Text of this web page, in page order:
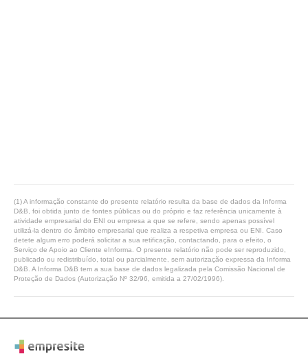
(1) A informação constante do presente relatório resulta da base de dados da Informa
D&B, foi obtida junto de fontes públicas ou do próprio e faz referência unicamente à
atividade empresarial do ENI ou empresa a que se refere, sendo apenas possível
utilizá-la dentro do âmbito empresarial que realiza a respetiva empresa ou ENI. Caso
detete algum erro poderá solicitar a sua retificação, contactando, para o efeito, o
Serviço de Apoio ao Cliente eInforma. O presente relatório não pode ser reproduzido,
publicado ou redistribuído, total ou parcialmente, sem autorização expressa da Informa
D&B. A Informa D&B tem a sua base de dados legalizada pela Comissão Nacional de
Proteção de Dados (Autorização Nº 32/96, emitida a 27/02/1996).